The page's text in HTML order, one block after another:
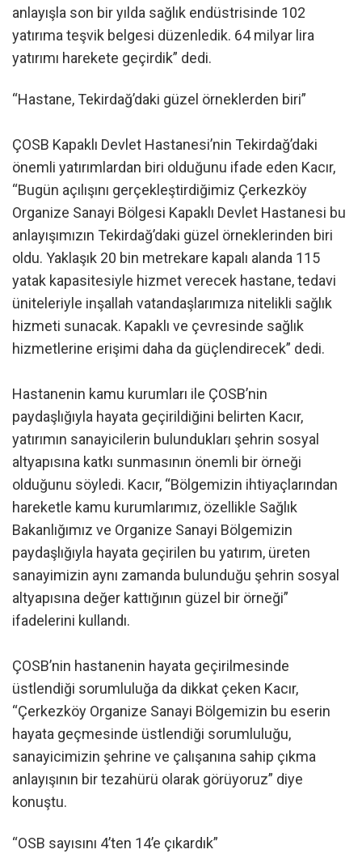
anlayışla son bir yılda sağlık endüstrisinde 102
yatırıma teşvik belgesi düzenledik. 64 milyar lira
yatırımı harekete geçirdik” dedi.
“Hastane, Tekirdağ’daki güzel örneklerden biri”
ÇOSB Kapaklı Devlet Hastanesi’nin Tekirdağ’daki
önemli yatırımlardan biri olduğunu ifade eden Kacır,
“Bugün açılışını gerçekleştirdiğimiz Çerkezköy
Organize Sanayi Bölgesi Kapaklı Devlet Hastanesi bu
anlayışımızın Tekirdağ’daki güzel örneklerinden biri
oldu. Yaklaşık 20 bin metrekare kapalı alanda 115
yatak kapasitesiyle hizmet verecek hastane, tedavi
üniteleriyle inşallah vatandaşlarımıza nitelikli sağlık
hizmeti sunacak. Kapaklı ve çevresinde sağlık
hizmetlerine erişimi daha da güçlendirecek” dedi.
Hastanenin kamu kurumları ile ÇOSB’nin
paydaşlığıyla hayata geçirildiğini belirten Kacır,
yatırımın sanayicilerin bulundukları şehrin sosyal
altyapısına katkı sunmasının önemli bir örneği
olduğunu söyledi. Kacır, “Bölgemizin ihtiyaçlarından
hareketle kamu kurumlarımız, özellikle Sağlık
Bakanlığımız ve Organize Sanayi Bölgemizin
paydaşlığıyla hayata geçirilen bu yatırım, üreten
sanayimizin aynı zamanda bulunduğu şehrin sosyal
altyapısına değer kattığının güzel bir örneği”
ifadelerini kullandı.
ÇOSB’nin hastanenin hayata geçirilmesinde
üstlendiği sorumluluğa da dikkat çeken Kacır,
“Çerkezköy Organize Sanayi Bölgemizin bu eserin
hayata geçmesinde üstlendiği sorumluluğu,
sanayicimizin şehrine ve çalışanına sahip çıkma
anlayışının bir tezahürü olarak görüyoruz” diye
konuştu.
“OSB sayısını 4’ten 14’e çıkardık”